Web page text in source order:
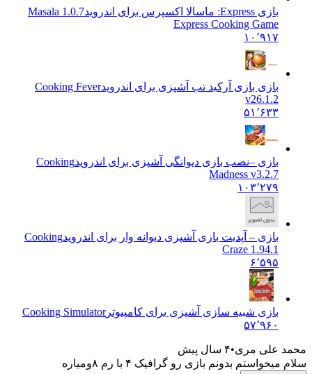
بازی Express: ماسالا اکسپرس برای اندروید
1.0.7 Masala
Express Cooking Game
۱۰٬۹۱۷
بازی بازی آرکید تب آشپزی برای اندرویدCooking Fever
v26.1.2
۵۱٬۶۳۳
بازی –نصب بازی دیوانگی آشپزی برای اندرویدCooking
Madness v3.2.7
۱۰۳٬۲۷۹
بازی – آپدیت بازی آشپزی دیوانه وار برای اندرویدCooking
Craze 1.94.1
۶٬۵۹۵
بازی شبیه سازی آشپزی برای کامپیوترCooking Simulator
۵۷٬۹۶۰
محمد علی مری ۴ سال پیش
سلام میخواستم بدونم بازی رو گرافیک ۴ با رم ۸ومیاره